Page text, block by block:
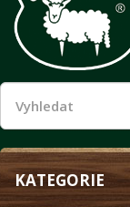
KATEGORIE